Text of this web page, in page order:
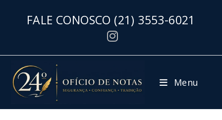
FALE CONOSCO (21) 3553-6021
Menu